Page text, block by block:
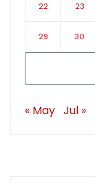
22 23
29 30
« May Jul »